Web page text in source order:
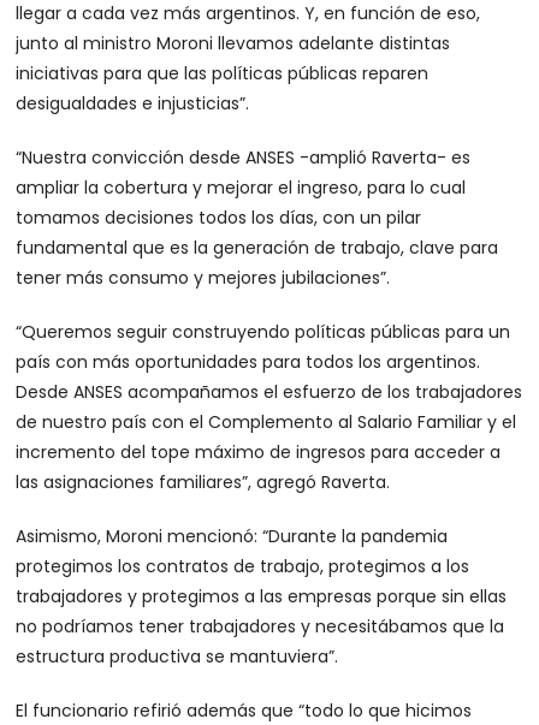
llegar a cada vez más argentinos. Y, en función de eso,
junto al ministro Moroni llevamos adelante distintas
iniciativas para que las políticas públicas reparen
desigualdades e injusticias”.
“Nuestra convicción desde ANSES -amplió Raverta- es
ampliar la cobertura y mejorar el ingreso, para lo cual
tomamos decisiones todos los días, con un pilar
fundamental que es la generación de trabajo, clave para
tener más consumo y mejores jubilaciones”.
“Queremos seguir construyendo políticas públicas para un
país con más oportunidades para todos los argentinos.
Desde ANSES acompañamos el esfuerzo de los trabajadores
de nuestro país con el Complemento al Salario Familiar y el
incremento del tope máximo de ingresos para acceder a
las asignaciones familiares”, agregó Raverta.
Asimismo, Moroni mencionó: “Durante la pandemia
protegimos los contratos de trabajo, protegimos a los
trabajadores y protegimos a las empresas porque sin ellas
no podríamos tener trabajadores y necesitábamos que la
estructura productiva se mantuviera”.
El funcionario refirió además que “todo lo que hicimos